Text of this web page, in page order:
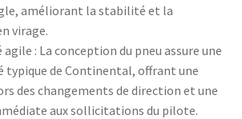
améliorant la stabilité et la
virage.
: La conception du pneu assure une
typique de Continental, offrant une
des changements de direction et une
aux sollicitations du pilote.